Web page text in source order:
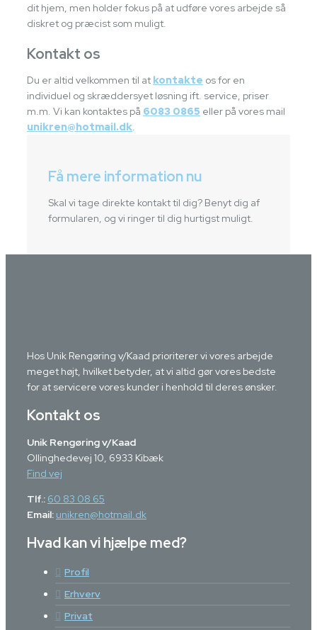
dit hjem, men holder fokus på at udføre vores arbejde så
diskret og præcist som muligt.
Kontakt os
Du er altid velkommen til at kontakte os for en
individuel og skræddersyet løsning ift. service, priser
m.m. Vi kan kontaktes på 6083 0865 eller på vores mail
unikren@hotmail.dk.
Få mere information nu
Skal vi tage direkte kontakt til dig? Benyt dig af
formularen, og vi ringer til dig hurtigst muligt.
Hos Unik Rengøring v/Kaad prioriterer vi vores arbejde
meget højt, hvilket betyder, at vi altid gør vores bedste
for at servicere vores kunder i henhold til deres ønsker.
Kontakt os
Unik Rengøring v/Kaad
Ollinghedevej 10, 6933 Kibæk
Find vej
Tlf.: 60 83 08 65
Email: unikren@hotmail.dk
Hvad kan vi hjælpe med?
Profil
Erhverv
Privat